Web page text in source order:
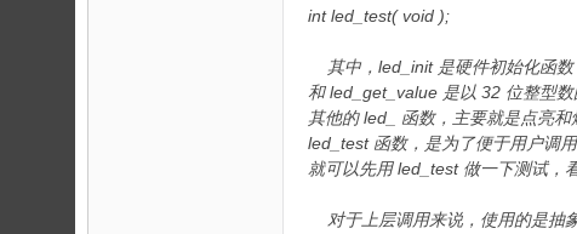
int led_test( void );
其中，led_init 是硬件初始化函
和 led_get_value 是以 32 位整型
其他的 led_ 函数，主要就是点亮
led_test 函数，是为了便于用户调
就可以先用 led_test 做一下测试，
对于上层调用来说，使用的是抽